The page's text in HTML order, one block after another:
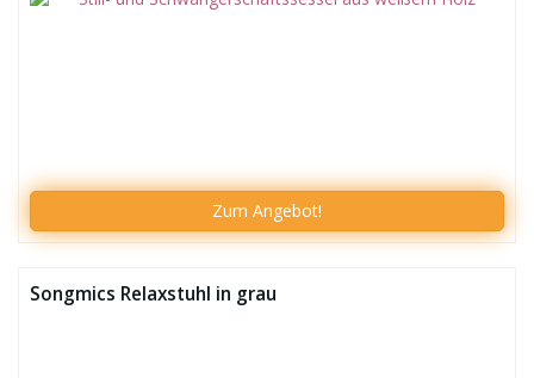
Zum Angebot!
Songmics Relaxstuhl in grau